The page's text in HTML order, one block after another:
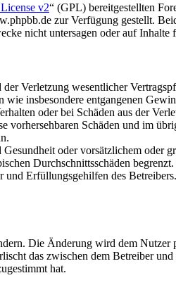
v2“ (GPL) bereitgestellten
zur Verfügung gestellt.
nicht untersagen oder auf Inhalte
Verletzung wesentlicher
insbesondere entgangenen
oder bei Schäden aus der
Schäden und im
oder vorsätzlichem oder
Durchschnittsschäden
und Erfüllungsgehilfen des Betreibers.
Die Änderung wird dem Nutzer
das zwischen dem Betreiber
hat.